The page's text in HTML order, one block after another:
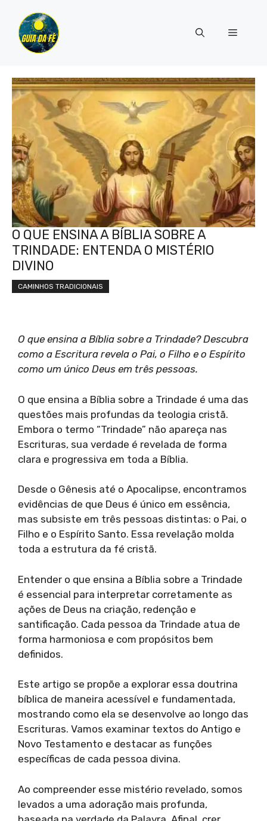
para
conteúdo
Menu
O QUE ENSINA A BÍBLIA SOBRE A
TRINDADE: ENTENDA O MISTÉRIO
DIVINO
CAMINHOS TRADICIONAIS
O que ensina a Bíblia sobre a Trindade? Descubra
como a Escritura revela o Pai, o Filho e o Espírito
como um único Deus em três pessoas.
O que ensina a Bíblia sobre a Trindade é uma das
questões mais profundas da teologia cristã.
Embora o termo “Trindade” não apareça nas
Escrituras, sua verdade é revelada de forma
clara e progressiva em toda a Bíblia.
Desde o Gênesis até o Apocalipse, encontramos
evidências de que Deus é único em essência,
mas subsiste em três pessoas distintas: o Pai, o
Filho e o Espírito Santo. Essa revelação molda
toda a estrutura da fé cristã.
Entender o que ensina a Bíblia sobre a Trindade
é essencial para interpretar corretamente as
ações de Deus na criação, redenção e
santificação. Cada pessoa da Trindade atua de
forma harmoniosa e com propósitos bem
definidos.
Este artigo se propõe a explorar essa doutrina
bíblica de maneira acessível e fundamentada,
mostrando como ela se desenvolve ao longo das
Escrituras. Vamos examinar textos do Antigo e
Novo Testamento e destacar as funções
específicas de cada pessoa divina.
Ao compreender esse mistério revelado, somos
levados a uma adoração mais profunda,